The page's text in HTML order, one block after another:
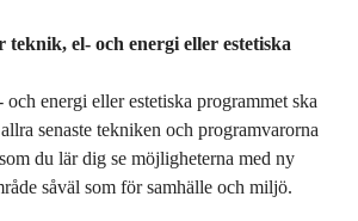
teknik, el- och energi eller estetiska
energi eller estetiska programmet ska
senaste tekniken och programvarorna
du lär dig se möjligheterna med ny
såväl som för samhälle och miljö.